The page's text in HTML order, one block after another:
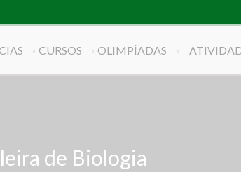
CURSOS OLIMPÍADAS
de Biologia